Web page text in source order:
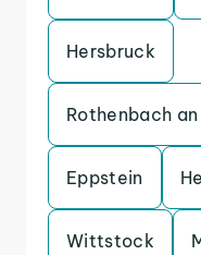
Hersbruck
Rothenbach
Eppstein
Wittstock